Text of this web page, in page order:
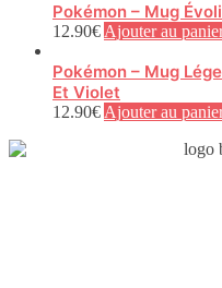
Pokémon – Mug
12.90€ Ajouter au
Pokémon – Mug
Et Violet
12.90€ Ajouter au